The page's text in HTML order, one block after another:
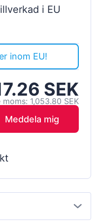
i EU
inom EU!
SEK
moms: 1,053.80 SEK
Meddela mig